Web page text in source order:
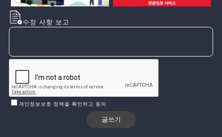
수정 사항 보고
개인정보보호 정책을 확인하고 동의